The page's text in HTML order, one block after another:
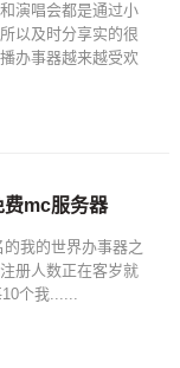
演唱会都是通过小
以及时分享实的很
办事器越来越受欢
mc服务器
我的世界办事器之
册人数正在客岁就
个我......